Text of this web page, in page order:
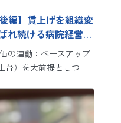
編】賃上げを組織変
れ続ける病院経営の
の連動：ベースアップ
台）を大前提としつ